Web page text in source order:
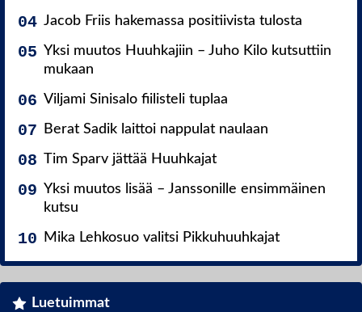
Jacob Friis hakemassa positiivista tulosta
Yksi muutos Huuhkajiin – Juho Kilo kutsuttiin
mukaan
Viljami Sinisalo fiilisteli tuplaa
Berat Sadik laittoi nappulat naulaan
Tim Sparv jättää Huuhkajat
Yksi muutos lisää – Janssonille ensimmäinen
kutsu
Mika Lehkosuo valitsi Pikkuhuuhkajat
Luetuimmat